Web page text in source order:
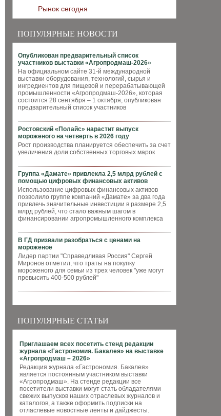
Рынок сегодня
ПОПУЛЯРНЫЕ НОВОСТИ
Опубликован предварительный список
участников выставки «Агропродмаш-2026»
На официальном сайте 31-й международной
выставки оборудования, технологий, сырья и
ингредиентов для пищевой и перерабатывающей
промышленности «Агропродмаш-2026», которая
состоится 28 сентября – 1 октября, опубликован
предварительный список участников
Ростовский «Полайс» нарастит выпуск
мороженого на четверть в 2026 году
Рост производства планируется обеспечить за счет
увеличения доли собственных торговых марок
Группа «Дамате» привлекла 2,5 млрд рублей с
помощью цифровых финансовых активов
Использование цифровых финансовых активов
позволило группе компаний «Дамате» за два года
привлечь значительные инвестиции в размере 2,5
млрд рублей, что стало важным шагом в
финансировании агропромышленного комплекса
В ГД призвали разобраться с ценами на
мороженое
Лидер партии "Справедливая Россия" Сергей
Миронов отметил, что траты на покупку
мороженого для семьи из трех человек "уже могут
превысить 400-500 рублей"
ПОПУЛЯРНЫЕ СТАТЬИ
Приглашаем всех посетить стенд редакции
журнала «Гастрономия. Бакалея» на выставке
«Агропродмаш – 2026»
Редакция журнала «Гастрономия. Бакалея»
является постоянным участником выставки
«Агропродмаш». На стенде редакции все
посетители выставки могут стать обладателями
свежих выпусков наших отраслевых журналов и
каталогов, а также оформить подписки на
отласлевые новостные ленты и дайджесты.